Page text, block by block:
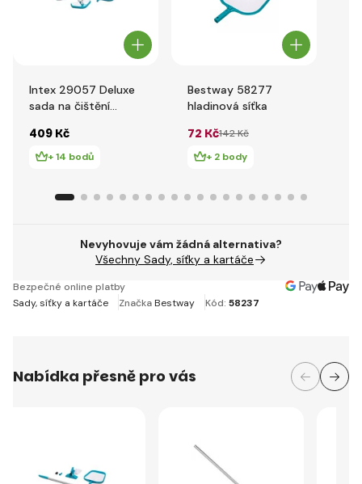
Intex 29057 Deluxe
sada na čištění
409 Kč
+ 14 bodů
Bestway 58277
hladinová síťka
72 Kč142 Kč
+ 2 body
Nevyhovuje vám žádná alternativa?
Všechny Sady, síťky a kartáče
Bezpečné online platby
Sady, síťky a kartáče
ZnačkaBestway Kód: 58237
Nabídka přesně pro vás